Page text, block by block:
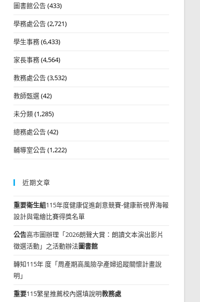
圖書館公告(433)
學務處公告(2,721)
學生事務(6,433)
家長事務(4,564)
教務處公告(3,532)
教師甄選(42)
未分類(1,285)
總務處公告(42)
輔導室公告(1,222)
近期文章
重要衛生組115年度健康促進創意競賽-健康新視界海報
設計與電繪比賽得獎名單
公告高市圖辦理「2026朗聲大賞：朗讀文本演出影片
徵選活動」之活動辦法圖書館
轉知115年 度「周產期高風險孕產婦追蹤關懷計畫說
明」
重要115繁星推薦校內選填說明教務處